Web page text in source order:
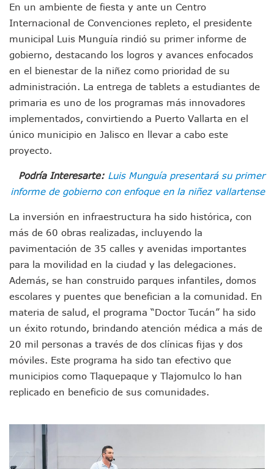
IMSS Invierte 12.6 MDP En Remodelar Urgencias Del
En Abril 2027 Terminarán El Centro Regional De Autismo
Puerto Vallarta Fortalece Su Promoción En California Con
Accidente En Un RZR, Principal Hipótesis Por La Muerte
Este Viernes, Lemus Inaugurará El Sistema De
Nidos De Lluvia Busca Beneficiar A 100 Familias De
Morena Cierra Filas Por La Defensa Del Agua De Calidad
Hallazgo De Yareli Colmenares Tovar Eleva A 4 Cuerpos
Regresa A Puerto Vallarta La Premiación Nacional De La
Ra Aguilar Acompaña A Cientos De Familias En Las
México Necesitaba 600 Mil Empleos; Solo Generó 262 Mil
Poderoso Terremoto Destruye Edificios Y Puentes En
ATM Incorpora 20 Nuevos Camiones Al Corredor Bahía
Colectivos Piden A Lemus Más Ministerios Públicos Para
Avenida Federación En Puerto Vallarta Registra 80% De
Caída De “El Mencho” Elevó Percepción De Inseguridad
Mercado Vallarta Incluye Reúne A Emprendedores Locales
Morenistas Imparten Taller En Puerto Vallarta
CEDHJ Señala Violaciones A Derechos De Víctima De
Ayutla Bajo Investigación Tras Reporte De Posible
Lluvias E Inundaciones No Detienen El Transporte Público
Bruno Blancas Reúne A Especialistas Para Analizar La
Entregan Aparato Auditivo A Don Juan Ramírez En Puerto
Juan Carlos Castro Realiza Asamblea Informativa En La
Huracán En Formación Podría Generar Oleaje Elevado En
Asesinan En Oaxaca Al Periodista Francisco Alejandro
En un ambiente de fiesta y ante un Centro
Internacional de Convenciones repleto, el presidente
municipal Luis Munguía rindió su primer informe de
gobierno, destacando los logros y avances enfocados
en el bienestar de la niñez como prioridad de su
administración. La entrega de tablets a estudiantes de
primaria es uno de los programas más innovadores
implementados, convirtiendo a Puerto Vallarta en el
único municipio en Jalisco en llevar a cabo este
proyecto.
Podría Interesarte: Luis Munguía presentará su primer
informe de gobierno con enfoque en la niñez vallartense
La inversión en infraestructura ha sido histórica, con
más de 60 obras realizadas, incluyendo la
pavimentación de 35 calles y avenidas importantes
para la movilidad en la ciudad y las delegaciones.
Además, se han construido parques infantiles, domos
escolares y puentes que benefician a la comunidad. En
materia de salud, el programa “Doctor Tucán” ha sido
un éxito rotundo, brindando atención médica a más de
20 mil personas a través de dos clínicas fijas y dos
móviles. Este programa ha sido tan efectivo que
municipios como Tlaquepaque y Tlajomulco lo han
replicado en beneficio de sus comunidades.